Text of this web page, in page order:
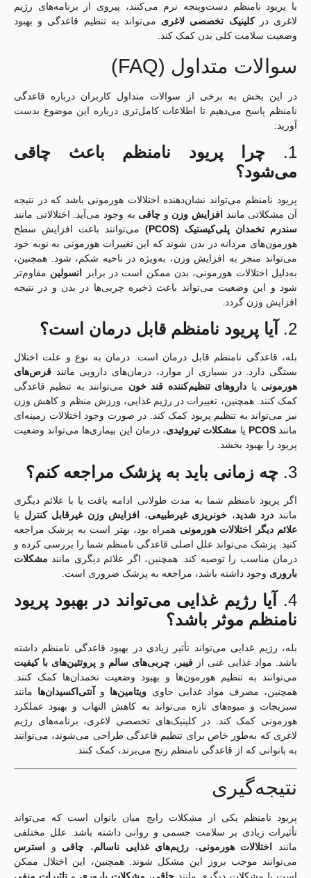
با پریود نامنظم دست‌وپنجه نرم می‌کنند، پیروی از برنامه‌های رژیم
لاغری در
کلینیک تخصصی لاغریمی‌تواند به تنظیم قاعدگی و بهبود
وضعیت سلامت کلی بدن کمک کند.
سوالات متداول (FAQ)
در این بخش به برخی از سوالات متداول کاربران درباره قاعدگی
نامنظم پاسخ می‌دهیم تا اطلاعات کامل‌تری درباره این موضوع بدست
آورید:
1.
چرا پریود نامنظم باعث چاقی
می‌شود؟
پریود نامنظم می‌تواند نشان‌دهنده اختلالات هورمونی باشد که در نتیجه
آن مشکلاتی مانندافزایش وزنوچاقیبه وجود می‌آید. اختلالاتی مانند
سندرم تخمدان پلی‌کیستیک (PCOS)
می‌توانند باعث افزایش سطح
هورمون‌های مردانه در بدن شوند که این تغییرات هورمونی به نوبه خود
می‌تواند منجر به افزایش وزن، به‌ویژه در ناحیه شکم، شود. همچنین،
به‌دلیل اختلالات هورمونی، بدن ممکن است در برابر انسولینمقاوم‌تر
شود و این وضعیت می‌تواند باعث ذخیره چربی‌ها در بدن و در نتیجه
افزایش وزن گردد.
2. آیا پریود نامنظم قابل درمان است؟
بله، قاعدگی نامنظم قابل درمان است. درمان به نوع و علت اختلال
بستگی دارد. در بسیاری از موارد، درمان‌های دارویی مانندقرص‌های
هورمونییاداروهای تنظیم‌کننده قند خونمی‌توانند به تنظیم قاعدگی
کمک کنند. همچنین، تغییرات در رژیم غذایی، ورزش منظم و کاهش وزن
نیز می‌تواند به تنظیم پریود کمک کند. در صورت وجود اختلالات زمینه‌ای
مانندPCOSیامشکلات تیروئیدی، درمان این بیماری‌ها می‌تواند وضعیت
پریود را بهبود بخشد.
3. چه زمانی باید به پزشک مراجعه کنم؟
اگر پریود نامنظم شما به مدت طولانی ادامه یافت یا با علائم دیگری
ماننددرد شدید،خونریزی غیرطبیعی،افزایش وزن غیرقابل کنترلیا
علائم دیگر اختلالات هورمونیهمراه بود، بهتر است به پزشک مراجعه
کنید. پزشک می‌تواند علل اصلی قاعدگی نامنظم شما را بررسی کرده و
درمان مناسب را توصیه کند. همچنین، اگر علائم دیگری مانندمشکلات
باروریوجود داشته باشد، مراجعه به پزشک ضروری است.
4.
آیا رژیم غذایی می‌تواند در بهبود پریود
نامنظم موثر باشد؟
بله، رژیم غذایی می‌تواند تأثیر زیادی در بهبود قاعدگی نامنظم داشته
باشد. مواد غذایی غنی ازفیبر،چربی‌های سالموپروتئین‌های با کیفیت
می‌توانند به تنظیم هورمون‌ها و بهبود وضعیت تخمدان‌ها کمک کنند.
همچنین، مصرف مواد غذایی حاویویتامین‌هاوآنتی‌اکسیدان‌هامانند
سبزیجات و میوه‌های تازه می‌تواند به کاهش التهاب و بهبود عملکرد
هورمونی کمک کند. در کلینیک‌های تخصصی لاغری، برنامه‌های رژیم
لاغری که به‌طور خاص برای تنظیم قاعدگی طراحی می‌شوند، می‌توانند
به بانوانی که از قاعدگی نامنظم رنج می‌برند، کمک کنند.
نتیجه‌گیری
پریود نامنظم یکی از مشکلات رایج میان بانوان است که می‌تواند
تأثیرات زیادی بر سلامت جسمی و روانی داشته باشد. علل مختلفی
مانند
اختلالات هورمونی، رژیم‌های غذایی ناسالم، چاقیو استرس
می‌توانند موجب بروز این مشکل شوند. همچنین، این اختلال ممکن
است با مشکلات دیگری مانندچاقی،مشکلات باروریوتاثیرات منفی